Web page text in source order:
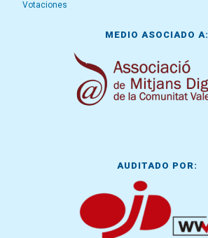
Votaciones
MEDIO ASOCIADO A:
AUDITADO POR: